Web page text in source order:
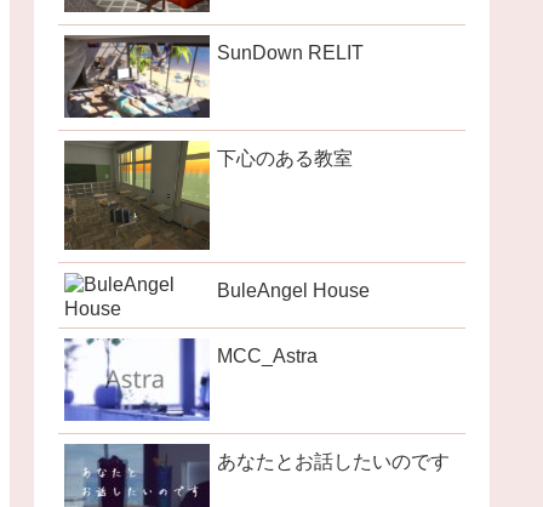
SunDown RELIT
下心のある教室
BuleAngel House
MCC_Astra
あなたとお話したいのです